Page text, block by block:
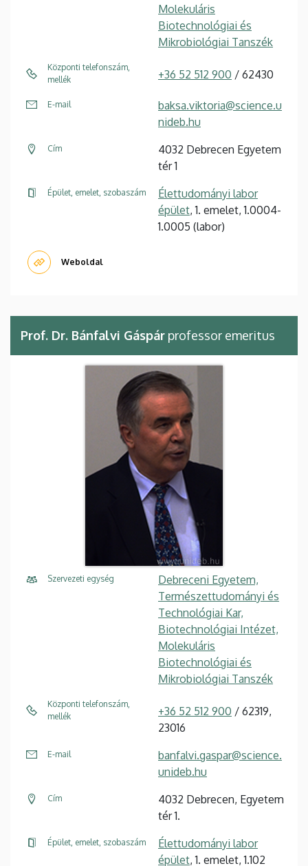
Molekuláris
Biotechnológiai és
Mikrobiológiai Tanszék
Központi telefonszám,
mellék
+36 52 512 900 / 62430
E-mail
baksa.viktoria@science.u
nideb.hu
Cím
4032 Debrecen Egyetem
tér 1
Épület, emelet, szobaszám
Élettudományi labor
épület, 1. emelet, 1.0004-
1.0005 (labor)
Weboldal
Prof. Dr. Bánfalvi Gáspár professor emeritus
Szervezeti egység
Debreceni Egyetem,
Természettudományi és
Technológiai Kar,
Biotechnológiai Intézet,
Molekuláris
Biotechnológiai és
Mikrobiológiai Tanszék
Központi telefonszám,
mellék
+36 52 512 900 / 62319,
23016
E-mail
banfalvi.gaspar@science.
unideb.hu
Cím
4032 Debrecen, Egyetem
tér 1.
Épület, emelet, szobaszám
Élettudományi labor
épület, 1. emelet, 1.102